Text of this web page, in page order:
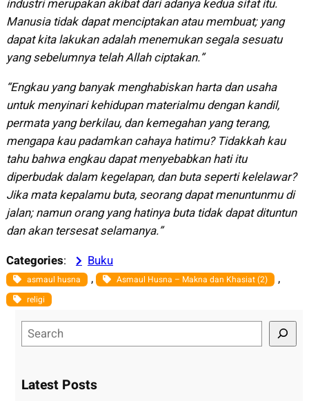
industri merupakan akibat dari adanya kedua sifat itu.
Manusia tidak dapat menciptakan atau membuat; yang
dapat kita lakukan adalah menemukan segala sesuatu
yang sebelumnya telah Allah ciptakan.”
“Engkau yang banyak menghabiskan harta dan usaha
untuk menyinari kehidupan materialmu dengan kandil,
permata yang berkilau, dan kemegahan yang terang,
mengapa kau padamkan cahaya hatimu? Tidakkah kau
tahu bahwa engkau dapat menyebabkan hati itu
diperbudak dalam kegelapan, dan buta seperti kelelawar?
Jika mata kepalamu buta, seorang dapat menuntunmu di
jalan; namun orang yang hatinya buta tidak dapat dituntun
dan akan tersesat selamanya.”
Categories: Buku
asmaul husna , Asmaul Husna – Makna dan Khasiat (2) ,
religi
e
rLatest Posts